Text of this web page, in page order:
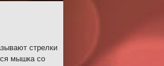
стрелки
мышка со